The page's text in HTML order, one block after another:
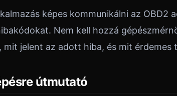
képes kommunikálni az OBD2
Nem kell hozzá
mit jelent az adott hiba, és mit érdemes
útmutató